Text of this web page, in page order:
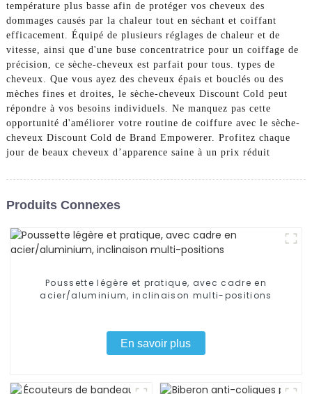
température plus basse afin de protéger vos cheveux des
dommages causés par la chaleur tout en séchant et coiffant
efficacement. Équipé de plusieurs réglages de chaleur et de
vitesse, ainsi que d'une buse concentratrice pour un coiffage de
précision, ce sèche-cheveux est parfait pour tous. types de
cheveux. Que vous ayez des cheveux épais et bouclés ou des
mèches fines et droites, le sèche-cheveux Discount Cold peut
répondre à vos besoins individuels. Ne manquez pas cette
opportunité d'améliorer votre routine de coiffure avec le sèche-
cheveux Discount Cold de Brand Empowerer. Profitez chaque
jour de beaux cheveux d’apparence saine à un prix réduit
Produits Connexes
Poussette légère et pratique, avec cadre en
acier/aluminium, inclinaison multi-positions
En savoir plus